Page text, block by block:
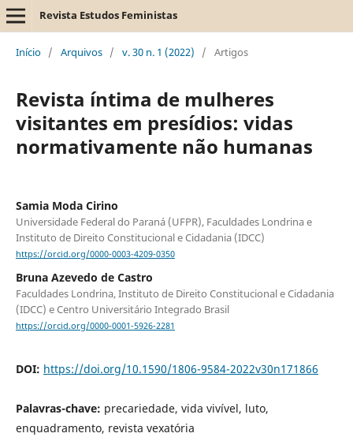
Revista Estudos Feministas
Início / Arquivos / v. 30 n. 1 (2022) / Artigos
Revista íntima de mulheres
visitantes em presídios: vidas
normativamente não humanas
Samia Moda Cirino
Universidade Federal do Paraná (UFPR), Faculdades Londrina e
Instituto de Direito Constitucional e Cidadania (IDCC)
https://orcid.org/0000-0003-4209-0350
Bruna Azevedo de Castro
Faculdades Londrina, Instituto de Direito Constitucional e Cidadania
(IDCC) e Centro Universitário Integrado Brasil
https://orcid.org/0000-0001-5926-2281
DOI: https://doi.org/10.1590/1806-9584-2022v30n171866
Palavras-chave: precariedade, vida vivível, luto,
enquadramento, revista vexatória